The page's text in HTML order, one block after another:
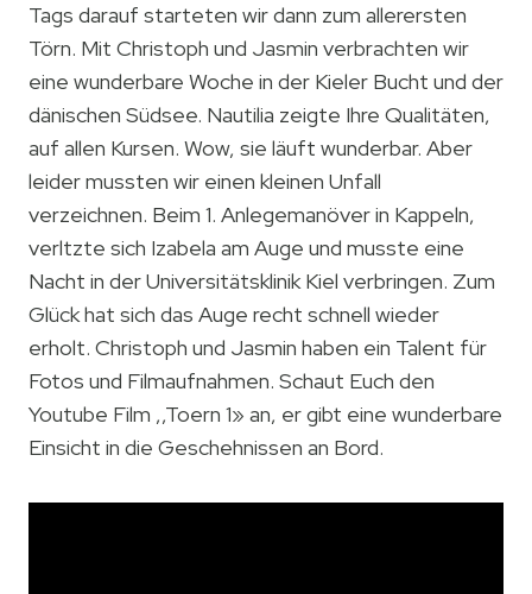
Tags darauf starteten wir dann zum allerersten
Törn. Mit Christoph und Jasmin verbrachten wir
eine wunderbare Woche in der Kieler Bucht und der
dänischen Südsee. Nautilia zeigte Ihre Qualitäten,
auf allen Kursen. Wow, sie läuft wunderbar. Aber
leider mussten wir einen kleinen Unfall
verzeichnen. Beim 1. Anlegemanöver in Kappeln,
verltzte sich Izabela am Auge und musste eine
Nacht in der Universitätsklinik Kiel verbringen. Zum
Glück hat sich das Auge recht schnell wieder
erholt. Christoph und Jasmin haben ein Talent für
Fotos und Filmaufnahmen. Schaut Euch den
Youtube Film ,,Toern 1» an, er gibt eine wunderbare
Einsicht in die Geschehnissen an Bord.